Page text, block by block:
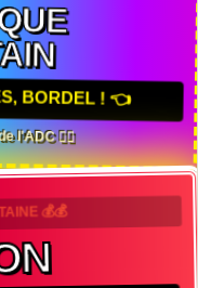
BORDEL ! 👈
l'ADC 🏴‍☠️
💰💰